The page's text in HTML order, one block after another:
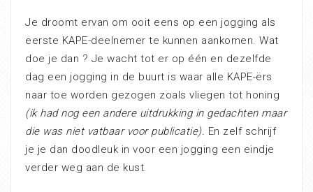
Je droomt ervan om ooit eens op een jogging als
eerste KAPE-deelnemer te kunnen aankomen. Wat
doe je dan ? Je wacht tot er op één en dezelfde
dag een jogging in de buurt is waar alle KAPE-ërs
naar toe worden gezogen zoals vliegen tot honing
(ik had nog een andere uitdrukking in gedachten maar
die was niet vatbaar voor publicatie). En zelf schrijf
je je dan doodleuk in voor een jogging een eindje
verder weg aan de kust.